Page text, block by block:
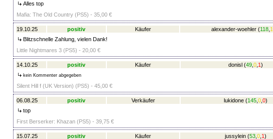
Alles top
Mafia: The Old Country (PS5) - 35,00 €
19.10.25 positiv Käufer alexander-woehler (118 1
Blitzschnelle Zahlung, vielen Dank!
Little Nightmares 3 (PS5) - 20,00 €
14.10.25 positiv Käufer donisl (49 0 1)
kein Kommenter abgegeben
Silent Hill f (UK Version) (PS5) - 45,00 €
06.08.25 positiv Verkäufer lukidone (145 0 0)
top
First Berserker: Khazan (PS5) - 39,75 €
15.07.25 positiv Käufer jussylein (53, 0, 1)